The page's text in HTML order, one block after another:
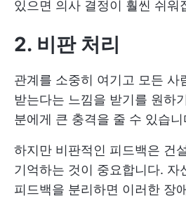
있으면 의사 결정이 훨씬 쉬워
2. 비판 처리
관계를 소중히 여기고 모든 사
받는다는 느낌을 받기를 원하
분에게 큰 충격을 줄 수 있습니
하지만 비판적인 피드백은 건
기억하는 것이 중요합니다. 자
피드백을 분리하면 이러한 장